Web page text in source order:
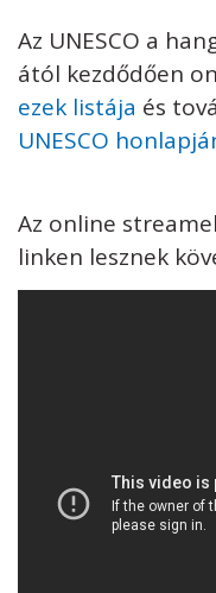
Az UNESCO a
ától kezdődően
ezek listája és
UNESCO
Az online
linken lesznek